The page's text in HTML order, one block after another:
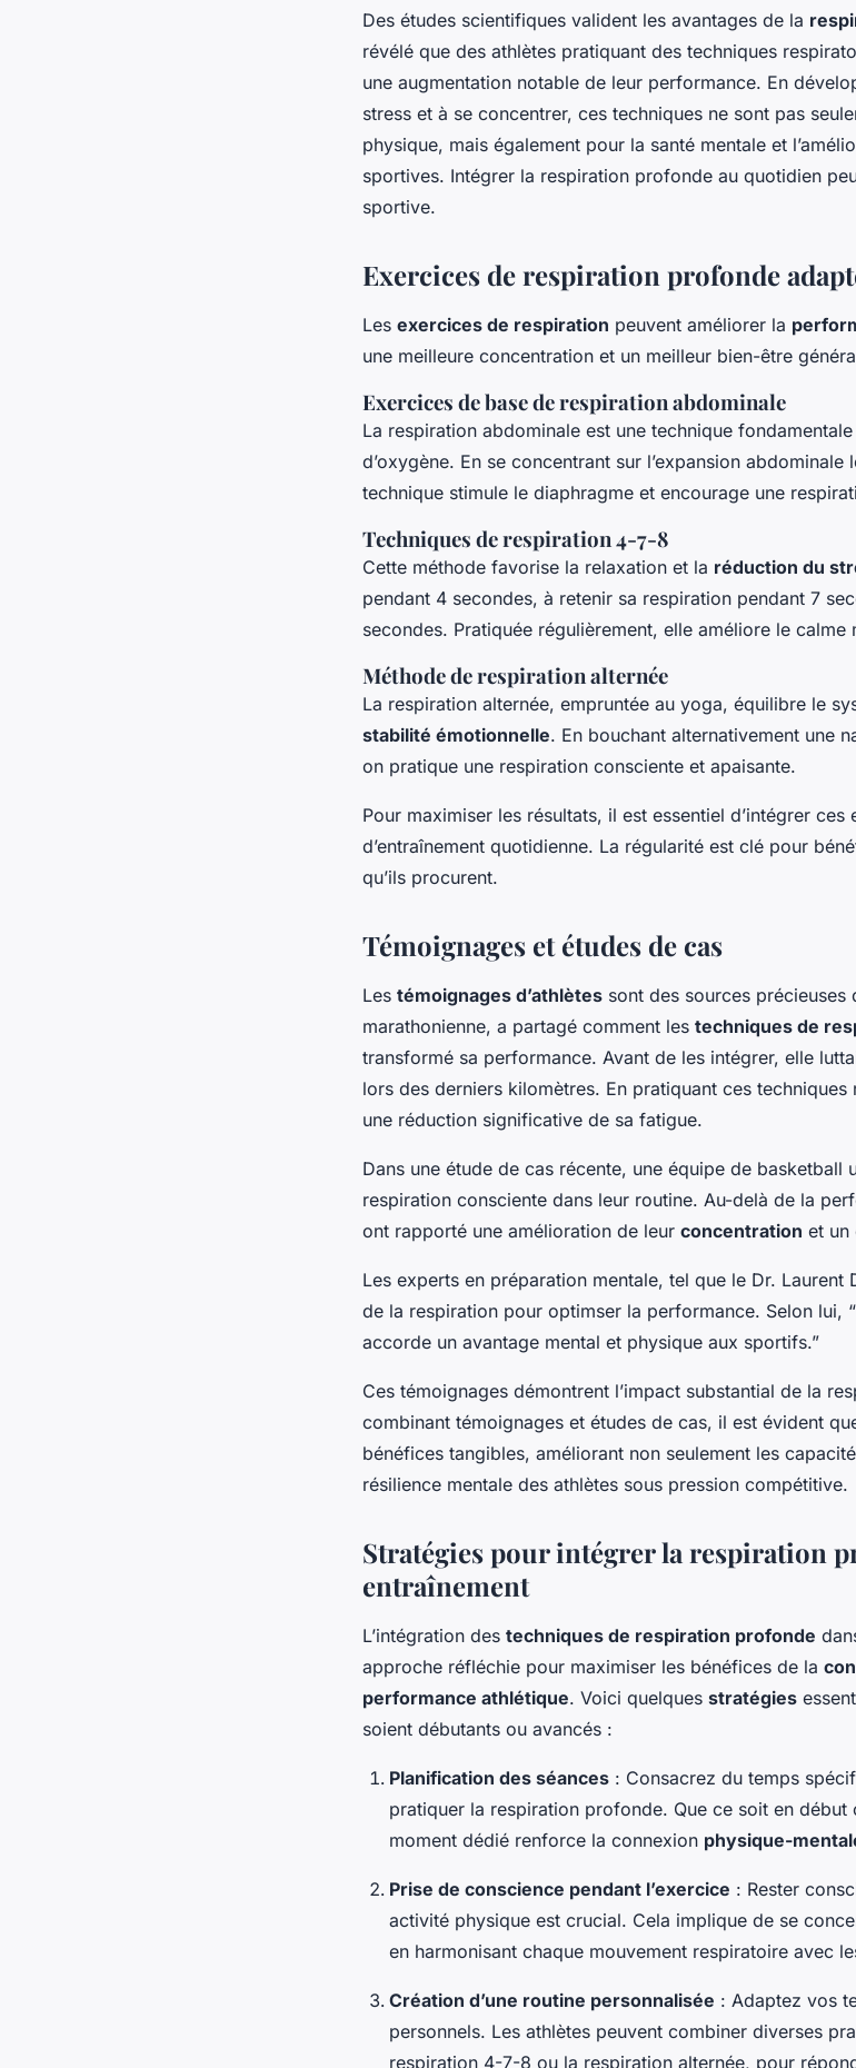
Des études scientifiques valident les avantages de la
révélé que des athlètes pratiquant des techniques
une augmentation notable de leur performance. En
stress et à se concentrer, ces techniques ne sont pas
physique, mais également pour la santé mentale et
sportives. Intégrer la respiration profonde au quotidien
sportive.
Exercices de respiration profonde
Les exercices de respiration peuvent améliorer la
une meilleure concentration et un meilleur bien-être
Exercices de base de respiration abdominale
La respiration abdominale est une technique
d’oxygène. En se concentrant sur l’expansion abdominale
technique stimule le diaphragme et encourage une
Techniques de respiration 4-7-8
Cette méthode favorise la relaxation et la réduction du
pendant 4 secondes, à retenir sa respiration pendant 7
secondes. Pratiquée régulièrement, elle améliore le
Méthode de respiration alternée
La respiration alternée, empruntée au yoga, équilibre le
stabilité émotionnelle. En bouchant alternativement une
on pratique une respiration consciente et apaisante.
Pour maximiser les résultats, il est essentiel d’intégrer
d’entraînement quotidienne. La régularité est clé pour
qu’ils procurent.
Témoignages et études de cas
Les témoignages d’athlètes sont des sources précieuses
marathonienne, a partagé comment les techniques de
transformé sa performance. Avant de les intégrer, elle
lors des derniers kilomètres. En pratiquant ces
une réduction significative de sa fatigue.
Dans une étude de cas récente, une équipe de basketball
respiration consciente dans leur routine. Au-delà de la
ont rapporté une amélioration de leur concentration et un
Les experts en préparation mentale, tel que le Dr. Laurent
de la respiration pour optimser la performance. Selon lui,
accorde un avantage mental et physique aux sportifs.”
Ces témoignages démontrent l’impact substantial de la
combinant témoignages et études de cas, il est évident
bénéfices tangibles, améliorant non seulement les
résilience mentale des athlètes sous pression compétitive.
Stratégies pour intégrer la respiration
entraînement
L’intégration des techniques de respiration profonde
approche réfléchie pour maximiser les bénéfices de la
performance athlétique. Voici quelques stratégies
soient débutants ou avancés :
Planification des séances : Consacrez du temps
pratiquer la respiration profonde. Que ce soit en début
moment dédié renforce la connexion physique-
Prise de conscience pendant l’exercice : Rester
activité physique est crucial. Cela implique de se
en harmonisant chaque mouvement respiratoire avec
Création d’une routine personnalisée : Adaptez vos
personnels. Les athlètes peuvent combiner diverses
respiration 4-7-8 ou la respiration alternée, pour